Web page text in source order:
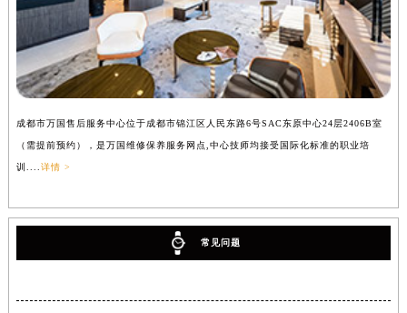
成都市万国售后服务中心位于成都市锦江区人民东路6号SAC东原中心24层2406B室
（需提前预约），是万国维修保养服务网点,中心技师均接受国际化标准的职业培
训.... 详情 >
常见问题